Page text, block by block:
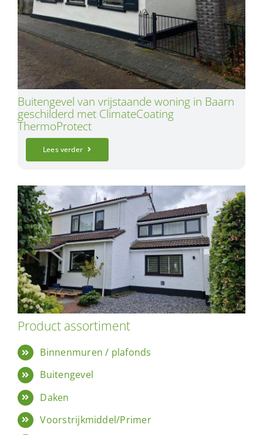
Buitengevel van vrijstaande woning in Baarn
geschilderd met ClimateCoating
ThermoProtect
Lees verder
Product assortiment
Binnenmuren / plafonds
Buitengevel
Daken
Voorstrijkmiddel/Primer